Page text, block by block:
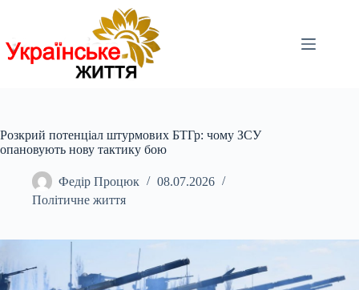
Розкрий потенціал штурмових БТГр: чому ЗСУ
опановують нову тактику бою
Федір Процюк
08.07.2026
Політичне життя